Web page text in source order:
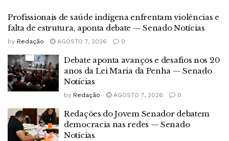
Profissionais de saúde indígena enfrentam violências e
falta de estrutura, aponta debate — Senado Notícias
by Redação AGOSTO 7, 2026 0
Debate aponta avanços e desafios nos 20
anos da Lei Maria da Penha — Senado
Notícias
by Redação AGOSTO 7, 2026 0
Redações do Jovem Senador debatem
democracia nas redes — Senado
Notícias